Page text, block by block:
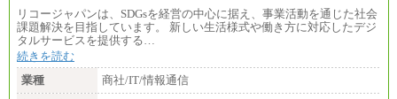
月給：201,000円～
想定年収：360万円～680万円
年収例：
年収例は賞与含む、残業代・家族手当含まず
リコージャパンは、SDGsを経営の中心に据え、事業活動を通じた社会
課題解決を目指しています。 新しい生活様式や働き方に対応したデジ
タルサービスを提供する…
続きを読む
業種
商社/IT/情報通信